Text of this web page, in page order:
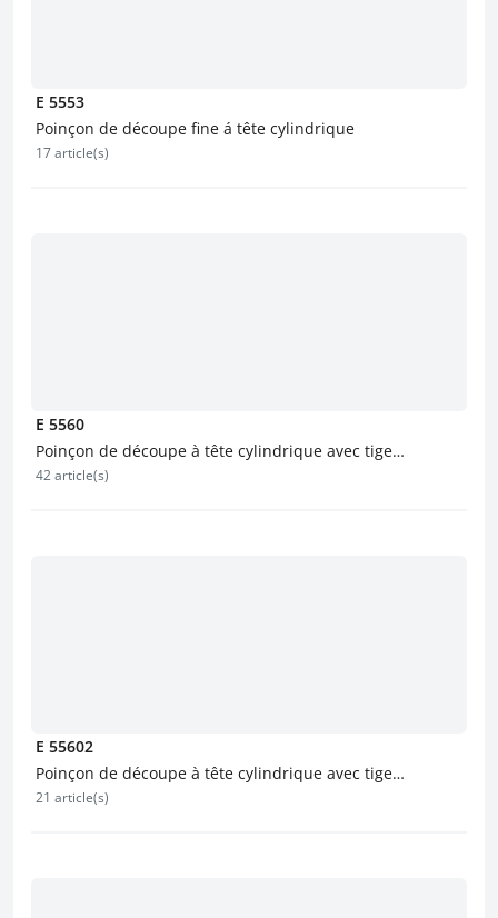
E 5553
Poinçon de découpe fine á tête cylindrique
17 article(s)
E 5560
Poinçon de découpe à tête cylindrique avec tige
d’éjection
42 article(s)
E 55602
Poinçon de découpe à tête cylindrique avec tige
d’éjection
21 article(s)